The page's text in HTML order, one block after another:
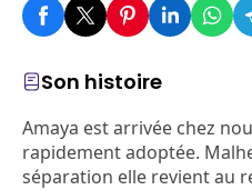
Son histoire
Amaya est arrivée chez
rapidement adoptée.
séparation elle revient au